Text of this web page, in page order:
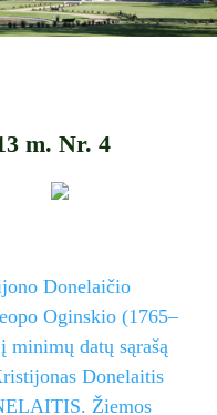
m. Nr. 4
Donelaičio
Oginskio (1765–
minimų datų sąrašą
Donelaitis
Žiemos